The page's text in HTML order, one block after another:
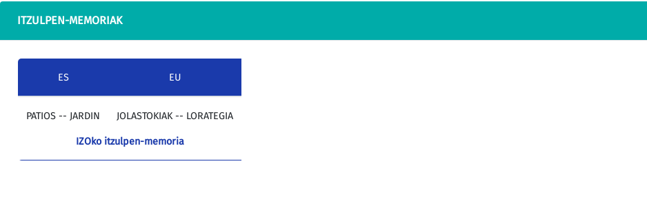
ITZULPEN-MEMORIAK
ES EU
PATIOS -- JARDIN JOLASTOKIAK -- LORATEGIA
IZOko itzulpen-memoria